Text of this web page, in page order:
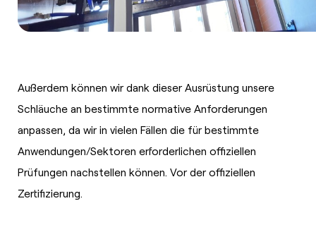
Außerdem können wir dank dieser Ausrüstung unsere
Schläuche an bestimmte normative Anforderungen
anpassen, da wir in vielen Fällen die für bestimmte
Anwendungen/Sektoren erforderlichen offiziellen
Prüfungen nachstellen können. Vor der offiziellen
Zertifizierung.